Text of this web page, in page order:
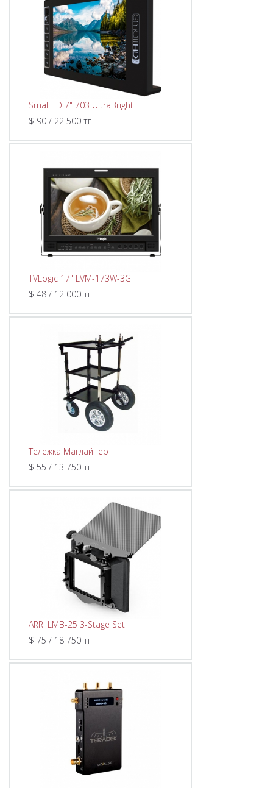
SmallHD 7" 703 UltraBright
$ 90 / 22 500 тг
TVLogic 17" LVM-173W-3G
$ 48 / 12 000 тг
Тележка Маглайнер
$ 55 / 13 750 тг
ARRI LMB-25 3-Stage Set
$ 75 / 18 750 тг